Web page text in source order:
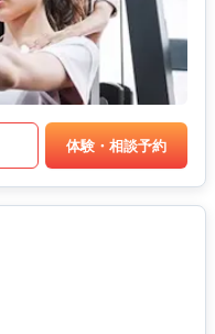
体験・相談予約